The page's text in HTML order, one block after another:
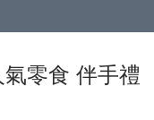
零食 伴手禮